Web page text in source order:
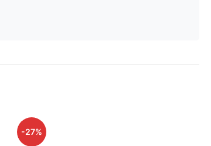
-27%